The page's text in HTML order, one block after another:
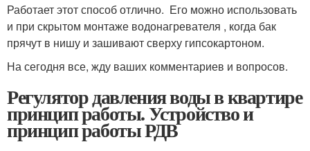
Работает этот способ отлично. Его можно использовать
и при скрытом монтаже водонагревателя , когда бак
прячут в нишу и зашивают сверху гипсокартоном.
На сегодня все, жду ваших комментариев и вопросов.
Регулятор давления воды в квартире
принцип работы. Устройство и
принцип работы РДВ